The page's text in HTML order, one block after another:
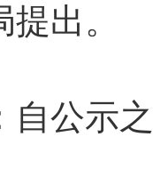
出。
公示之